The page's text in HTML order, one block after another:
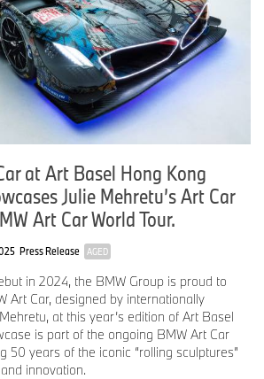
at Art Basel Hong Kong
Julie Mehretu’s Art Car
Art Car World Tour.
Press Release AGED
in 2024, the BMW Group is proud to
Art Car, designed by internationally
at this year’s edition of Art Basel
is part of the ongoing BMW Art Car
50 years of the iconic “rolling sculptures”
innovation.